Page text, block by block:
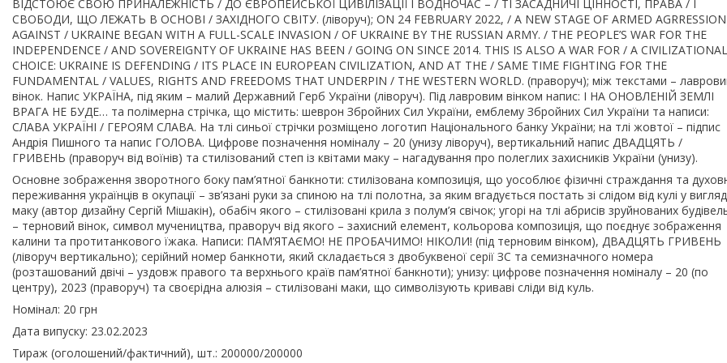
ВІДСТОЮЄ СВОЮ ПРИНАЛЕЖНІСТЬ / ДО ЄВРОПЕЙСЬКОЇ ЦИВІЛІЗАЦІЇ І ВОДНОЧАС – / ТІ ЗАСАДНИЧІ ЦІННОСТІ, ПРАВА / І
СВОБОДИ, ЩО ЛЕЖАТЬ В ОСНОВІ / ЗАХІДНОГО СВІТУ. (ліворуч); ON 24 FEBRUARY 2022, / A NEW STAGE OF ARMED AGRRESSION
AGAINST / UKRAINE BEGAN WITH A FULL-SCALE INVASION / OF UKRAINE BY THE RUSSIAN ARMY. / THE PEOPLE’S WAR FOR THE
INDEPENDENCE / AND SOVEREIGNTY OF UKRAINE HAS BEEN / GOING ON SINCE 2014. THIS IS ALSO A WAR FOR / A CIVILIZATIONAL
CHOICE: UKRAINE IS DEFENDING / ITS PLACE IN EUROPEAN CIVILIZATION, AND AT THE / SAME TIME FIGHTING FOR THE
FUNDAMENTAL / VALUES, RIGHTS AND FREEDOMS THAT UNDERPIN / THE WESTERN WORLD. (праворуч); між текстами –
вінок. Напис УКРАЇНА, під яким – малий Державний Герб України (ліворуч). Під лавровим вінком напис: І НА ОНОВЛЕНІЙ ЗЕМЛІ
ВРАГА НЕ БУДЕ… та полімерна стрічка, що містить: шеврон Збройних Сил України, емблему Збройних Сил України та написи:
СЛАВА УКРАЇНІ / ГЕРОЯМ СЛАВА. На тлі синьої стрічки розміщено логотип Національного банку України; на тлі жовтої – підпис
Андрія Пишного та напис ГОЛОВА. Цифрове позначення номіналу – 20 (унизу ліворуч), вертикальний напис ДВАДЦЯТЬ /
ГРИВЕНЬ (праворуч від воїнів) та стилізований степ із квітами маку – нагадування про полеглих захисників України (унизу).
Основне зображення зворотного боку пам’ятної банкноти: стилізована композиція, що уособлює фізичні страждання та
переживання українців в окупації – зв’язані руки за спиною на тлі полотна, за яким вгадується постать зі слідом від кулі у
маку (автор дизайну Сергій Мішакін), обабіч якого – стилізовані крила з полум’я свічок; угорі на тлі абрисів зруйнованих
– терновий вінок, символ мучеництва, праворуч від якого – захисний елемент, кольорова композиція, що поєднує зображення
калини та протитанкового їжака. Написи: ПАМ’ЯТАЄМО! НЕ ПРОБАЧИМО! НІКОЛИ! (під терновим вінком), ДВАДЦЯТЬ ГРИВЕНЬ
(ліворуч вертикально); серійний номер банкноти, який складається з двобуквеної серії ЗС та семизначного номера
(розташований двічі – уздовж правого та верхнього країв пам’ятної банкноти); унизу: цифрове позначення номіналу – 20 (по
центру), 2023 (праворуч) та своєрідна алюзія – стилізовані маки, що символізують криваві сліди від куль.
Номінал: 20 грн
Дата випуску: 23.02.2023
Тираж (оголошений/фактичний), шт.: 200000/200000